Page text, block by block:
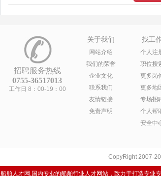
招聘服务热线
0755-36517013
工作日 8：00-19：00
关于我们
网站介绍
我们的荣誉
企业文化
联系我们
友情链接
免责声明
找工
个人注
职位搜
更多岗
更多地
专场招
个人帮
安全中
CopyRight 2007-
船舶人才网,国内专业的船舶行业人才网站，致力于打造专业